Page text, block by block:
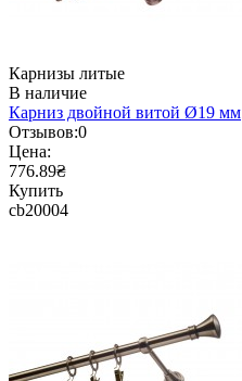
Карнизы литые
В наличие
Карниз двойной витой Ø19 мм
Отзывов:0
Цена:
776.89₴
Купить
cb20004